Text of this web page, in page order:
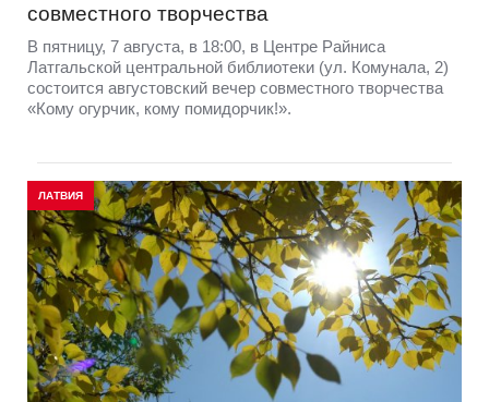
совместного творчества
В пятницу, 7 августа, в 18:00, в Центре Райниса
Латгальской центральной библиотеки (ул. Комунала, 2)
состоится августовский вечер совместного творчества
«Кому огурчик, кому помидорчик!».
ЛАТВИЯ